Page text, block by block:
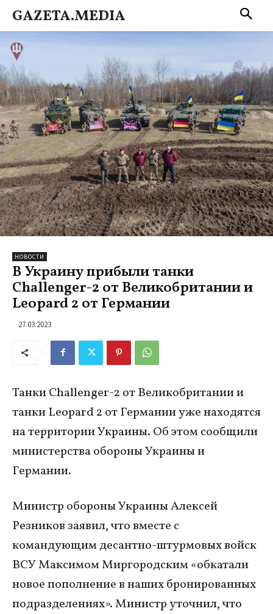
GAZETA.MEDIA
НОВОСТИ
В Украину прибыли танки
Challenger-2 от Великобритании и
Leopard 2 от Германии
27.03.2023
Танки Challenger-2 от Великобритании и
танки Leopard 2 от Германии уже находятся
на территории Украины. Об этом сообщили
министерства обороны Украины и
Германии.
Министр обороны Украины Алексей
Резников заявил, что вместе с
командующим десантно-штурмовых войск
ВСУ Максимом Миргородским «обкатали
новое пополнение в наших бронированных
подразделениях». Министр уточнил, что